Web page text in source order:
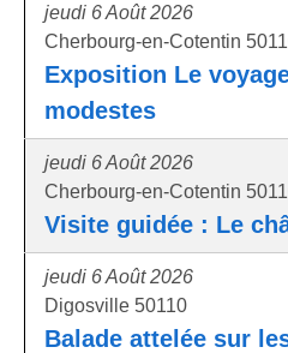
jeudi 6 Août 2026
Cherbourg-en-Cotentin
Exposition Le
modestes
jeudi 6 Août 2026
Cherbourg-en-Cotentin
Visite guidée : Le
jeudi 6 Août 2026
Digosville 50110
Balade attelée sur